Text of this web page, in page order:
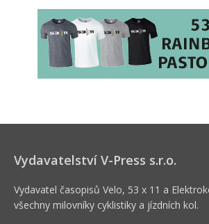
Vydavatelství V-Press s.r.o.
Vydavatel časopisů Velo, 53 x 11 a
všechny milovníky cyklistiky a jízdních kol.